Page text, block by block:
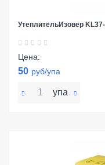
УтеплительИзовер
Цена:
50 руб/упа
упа